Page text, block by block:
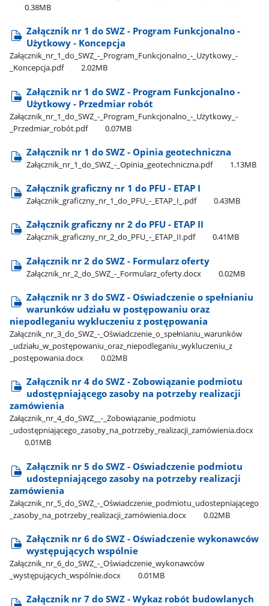
0.38MB
Załącznik nr 1 do SWZ - Program Funkcjonalno -
Użytkowy - Koncepcja
Załącznik​_nr​_1​_do​_SWZ​_-​_Program​_Funkcjonalno​_-​_Użytkowy​_-​
_Koncepcja.pdf
2.02MB
Załącznik nr 1 do SWZ - Program Funkcjonalno -
Użytkowy - Przedmiar robót
Załącznik​_nr​_1​_do​_SWZ​_-​_Program​_Funkcjonalno​_-​_Użytkowy​_-​
_Przedmiar​_robót.pdf
0.07MB
Załącznik nr 1 do SWZ - Opinia geotechniczna
Załącznik​_nr​_1​_do​_SWZ​_-​_Opinia​_geotechniczna.pdf 1.13MB
Załącznik graficzny nr 1 do PFU - ETAP I
Załącznik​_graficzny​_nr​_1​_do​_PFU​_-​_ETAP​_I​_.pdf 0.43MB
Załącznik graficzny nr 2 do PFU - ETAP II
Załącznik​_graficzny​_nr​_2​_do​_PFU​_-​_ETAP​_II.pdf 0.41MB
Załącznik nr 2 do SWZ - Formularz oferty
Załącznik​_nr​_2​_do​_SWZ​_-​_Formularz​_oferty.docx 0.02MB
Załącznik nr 3 do SWZ - Oświadczenie o spełnianiu
warunków udziału w postępowaniu oraz
niepodleganiu wykluczeniu z postępowania
Załącznik​_nr​_3​_do​_SWZ​_-​_Oświadczenie​_o​_spełnianiu​_warunków​
_udziału​_w​_postępowaniu​_oraz​_niepodleganiu​_wykluczeniu​_z​
_postępowania.docx
0.02MB
Załącznik nr 4 do SWZ - Zobowiązanie podmiotu
udostępniającego zasoby na potrzeby realizacji
zamówienia
Załącznik​_nr​_4​_do​_SWZ​_​_-​_Zobowiązanie​_podmiotu​
_udostępniającego​_zasoby​_na​_potrzeby​_realizacji​_zamówienia.docx
0.01MB
Załącznik nr 5 do SWZ - Oświadczenie podmiotu
udostepniającego zasoby na potrzeby realizacji
zamówienia
Załącznik​_nr​_5​_do​_SWZ​_-​_Oświadczenie​_podmiotu​_udostepniającego​
_zasoby​_na​_potrzeby​_realizacji​_zamówienia.docx
0.02MB
Załącznik nr 6 do SWZ - Oświadczenie wykonawców
występujących wspólnie
Załącznik​_nr​_6​_do​_SWZ​_-​_Oświadczenie​_wykonawców​
_występujących​_wspólnie.docx
0.01MB
Załącznik nr 7 do SWZ - Wykaz robót budowlanych